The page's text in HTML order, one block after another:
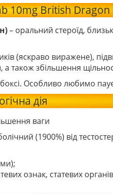
10mg British Dragon
– оральний стероїд,
(яскраво виражене),
також збільшення
боксі. Особливо любимо
дія
ваги
(1900%) від
ознак, статевих